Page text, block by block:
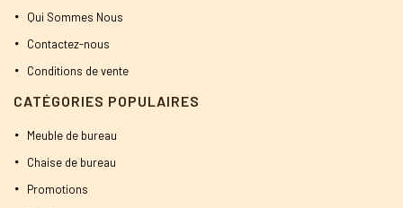
Qui Sommes Nous
Contactez-nous
Conditions de vente
CATÉGORIES POPULAIRES
Meuble de bureau
Chaise de bureau
Promotions